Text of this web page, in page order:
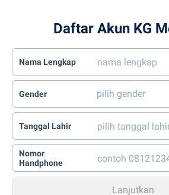
Daftar Akun KG
Nama Lengkap
Gender
Tanggal Lahir
Nomor
Handphone